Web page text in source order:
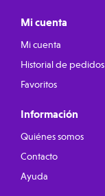
Mi cuenta
Mi cuenta
Historial de pedidos
Favoritos
Información
Quiénes somos
Contacto
Ayuda